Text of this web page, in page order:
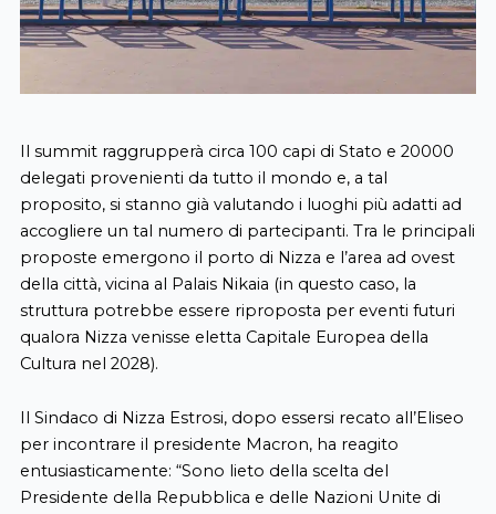
Il summit raggrupperà circa 100 capi di Stato e 20000
delegati provenienti da tutto il mondo e, a tal
proposito, si stanno già valutando i luoghi più adatti ad
accogliere un tal numero di partecipanti. Tra le principali
proposte emergono il porto di Nizza e l’area ad ovest
della città, vicina al Palais Nikaia (in questo caso, la
struttura potrebbe essere riproposta per eventi futuri
qualora Nizza venisse eletta Capitale Europea della
Cultura nel 2028).
Il Sindaco di Nizza Estrosi, dopo essersi recato all’Eliseo
per incontrare il presidente Macron, ha reagito
entusiasticamente: “Sono lieto della scelta del
Presidente della Repubblica e delle Nazioni Unite di